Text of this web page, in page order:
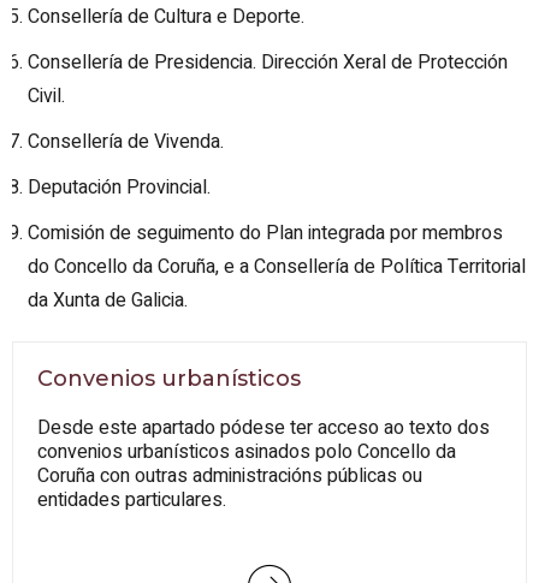
Consellería de Cultura e Deporte.
Consellería de Presidencia. Dirección Xeral de Protección
Civil.
Consellería de Vivenda.
Deputación Provincial.
Comisión de seguimento do Plan integrada por membros
do Concello da Coruña, e a Consellería de Política Territorial
da Xunta de Galicia.
Convenios urbanísticos
Desde este apartado pódese ter acceso ao texto dos
convenios urbanísticos asinados polo Concello da
Coruña con outras administracións públicas ou
entidades particulares.